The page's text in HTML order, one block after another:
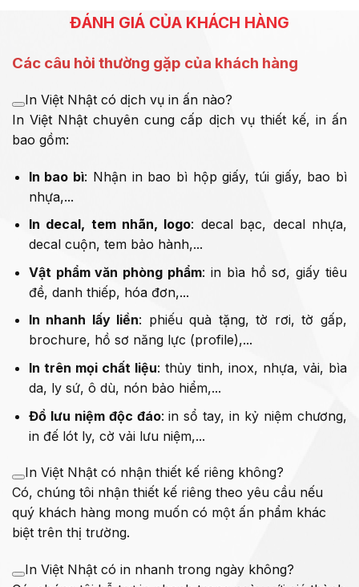
ĐÁNH GIÁ CỦA KHÁCH HÀNG
Các câu hỏi thường gặp của khách hàng
In Việt Nhật có dịch vụ in ấn nào?
In Việt Nhật chuyên cung cấp dịch vụ thiết kế, in ấn
bao gồm:
In bao bì: Nhận in bao bì hộp giấy, túi giấy, bao bì
nhựa,...
In decal, tem nhãn, logo: decal bạc, decal nhựa,
decal cuộn, tem bảo hành,...
Vật phẩm văn phòng phẩm: in bìa hồ sơ, giấy tiêu
đề, danh thiếp, hóa đơn,...
In nhanh lấy liền: phiếu quà tặng, tờ rơi, tờ gấp,
brochure, hồ sơ năng lực (profile),...
In trên mọi chất liệu: thủy tinh, inox, nhựa, vải, bìa
da, ly sứ, ô dù, nón bảo hiểm,...
Đồ lưu niệm độc đáo: in sổ tay, in kỷ niệm chương,
in đế lót ly, cờ vải lưu niệm,...
In Việt Nhật có nhận thiết kế riêng không?
Có, chúng tôi nhận thiết kế riêng theo yêu cầu nếu
quý khách hàng mong muốn có một ấn phẩm khác
biệt trên thị trường.
In Việt Nhật có in nhanh trong ngày không?